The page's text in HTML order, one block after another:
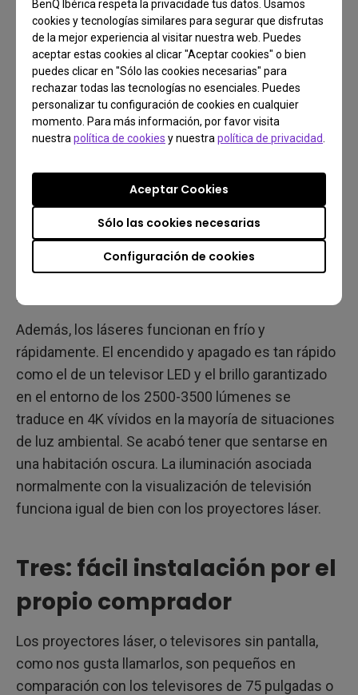
BenQ Ibérica respeta la privacidade tus datos. Usamos
cookies y tecnologías similares para segurar que disfrutas
de la mejor experiencia al visitar nuestra web. Puedes
aceptar estas cookies al clicar "Aceptar cookies" o bien
puedes clicar en "Sólo las cookies necesarias" para
rechazar todas las tecnologías no esenciales. Puedes
personalizar tu configuración de cookies en cualquier
momento. Para más información, por favor visita
nuestra política de cookies y nuestra política de privacidad
Configuración de cookies
Sólo las cookies necesarias
Aceptar Cookies
Las maravillas de la proyección láser han hecho
realidad el tiro ultracorto. Hemos hablado mucho de
eso anteriormente, pero merece la pena reiterar
que, a diferencia de los proyectores tradicionales,
este tiro corto es determinante. El proyector actúa
como un televisor, sin más. El espectador decide lo
puede moverse libremente sin preocuparse por
proyectar sombras al interferir con el haz de luz.
Por eso los proyectores láser son como
televisores. Están tan cerca de la superficie de
proyección que nadie pasará nunca por delante de
la lente.
Además, los láseres funcionan en frío y
rápidamente. El encendido y apagado es tan rápido
como el de un televisor LED y el brillo garantizado
en el entorno de los 2500-3500 lúmenes se
traduce en 4K vívidos en la mayoría de situaciones
de luz ambiental. Se acabó tener que sentarse en
una habitación oscura. La iluminación asociada
normalmente con la visualización de televisión
funciona igual de bien con los proyectores láser.
Tres: fácil instalación por el
propio comprador
Los proyectores láser, o televisores sin pantalla,
como nos gusta llamarlos, son pequeños en
comparación con los televisores de 75 pulgadas o